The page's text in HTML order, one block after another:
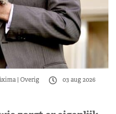
Overig
03 aug 2026